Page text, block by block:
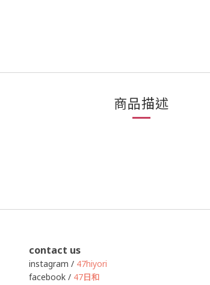
商品描述
contact us
instagram / 47hiyori
facebook / 47日和